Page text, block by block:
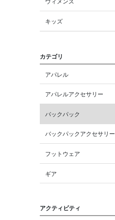
キッズ
カテゴリ
アパレル
アパレルアクセサリー
バックパック
バックパックアクセサリー
フットウェア
ギア
アクティビティ